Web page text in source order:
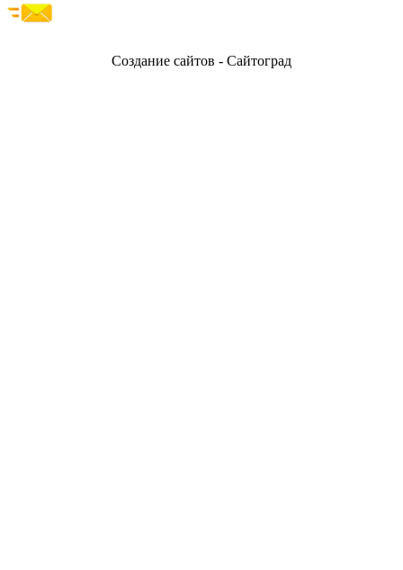
Создание сайтов - Сайтоград